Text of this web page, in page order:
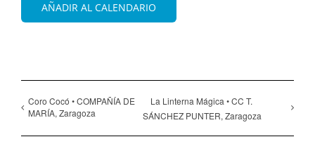
AÑADIR AL CALENDARIO
Coro Cocó • COMPAÑÍA DE
MARÍA, Zaragoza
La Linterna Mágica • CC T.
SÁNCHEZ PUNTER, Zaragoza